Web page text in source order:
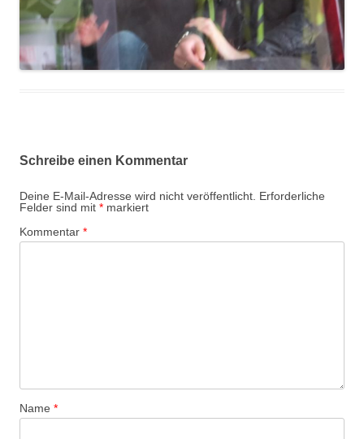
Schreibe einen Kommentar
Deine E-Mail-Adresse wird nicht veröffentlicht. Erforderliche
Felder sind mit * markiert
Kommentar *
Name *